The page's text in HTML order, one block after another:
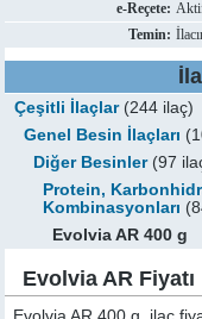
e-Reçete:
Temin:
Çeşitli İlaçlar(244 ilaç)
Genel Besin İlaçları
Diğer Besinler(97
Protein,
Kombinasyonları
Evolvia AR 400 g
Evolvia AR Fiyatı